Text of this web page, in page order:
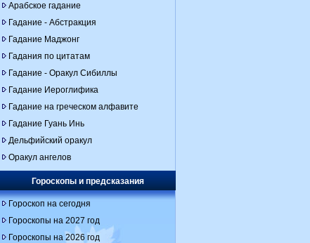
Арабское гадание
Гадание - Абстракция
Гадание Маджонг
Гадания по цитатам
Гадание - Оракул Сибиллы
Гадание Иероглифика
Гадание на греческом алфавите
Гадание Гуань Инь
Дельфийский оракул
Оракул ангелов
Гороскопы и предсказания
Гороскоп на сегодня
Гороскопы на 2027 год
Гороскопы на 2026 год